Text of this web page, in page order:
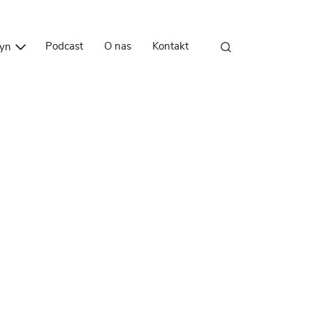
Podcast O nas Kontakt
Przejdź do treści